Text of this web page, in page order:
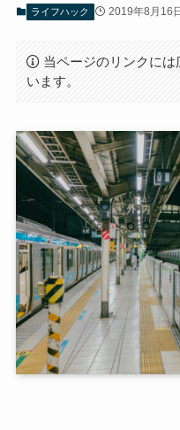
ライフハック 2019年8月16日
当ページのリンクに
います。